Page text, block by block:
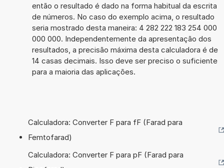
então o resultado é dado na forma habitual da escrita
de números. No caso do exemplo acima, o resultado
seria mostrado desta maneira: 4 282 222 183 254 000
000 000. Independentemente da apresentação dos
resultados, a precisão máxima desta calculadora é de
14 casas decimais. Isso deve ser preciso o suficiente
para a maioria das aplicações.
Calculadora: Converter F para fF (Farad para
Femtofarad)
Calculadora: Converter F para pF (Farad para